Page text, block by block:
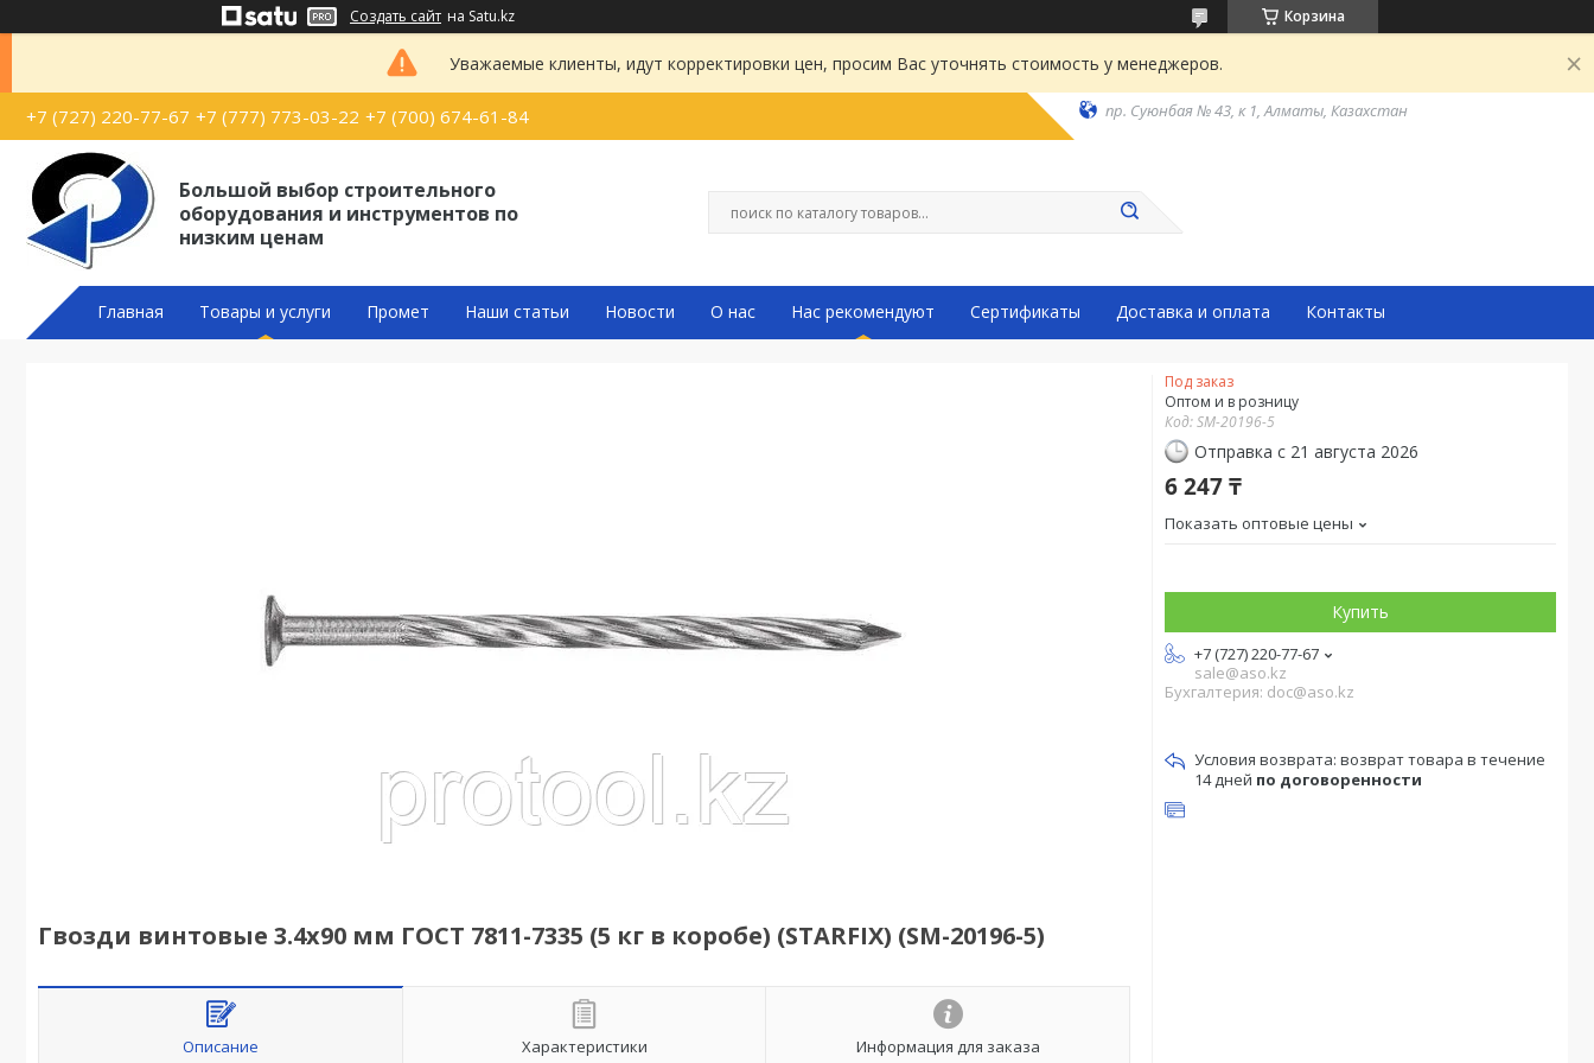
Создать сайт на Satu.kz Корзина
Уважаемые клиенты, идут корректировки цен, просим Вас уточнять стоимость у менеджеров.
+7 (727) 220-77-67 +7 (777) 773-03-22 +7 (700) 674-61-84 пр. Суюнбая № 43, к 1, Алматы, Казахстан
Большой выбор строительного
оборудования и инструментов по
низким ценам
Главная Товары и услуги Промет Наши статьи Новости О нас Нас рекомендуют Сертификаты Доставка и оплата Контакты
Гвозди винтовые 3.4х90 мм ГОСТ 7811-7335 (5 кг в коробе) (STARFIX) (SM-20196-5)
Описание Характеристики Информация для заказа
Под заказ
Оптом и в розницу
Код:SM-20196-5
Отправка с 21 августа 2026
6 247 ₸
Показать оптовые цены
Купить
+7 (727) 220-77-67
sale@aso.kz
Бухгалтерия: doc@aso.kz
возврат товара в течение
14 дней по договоренности